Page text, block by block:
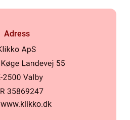
Adress
www.klikko.dk